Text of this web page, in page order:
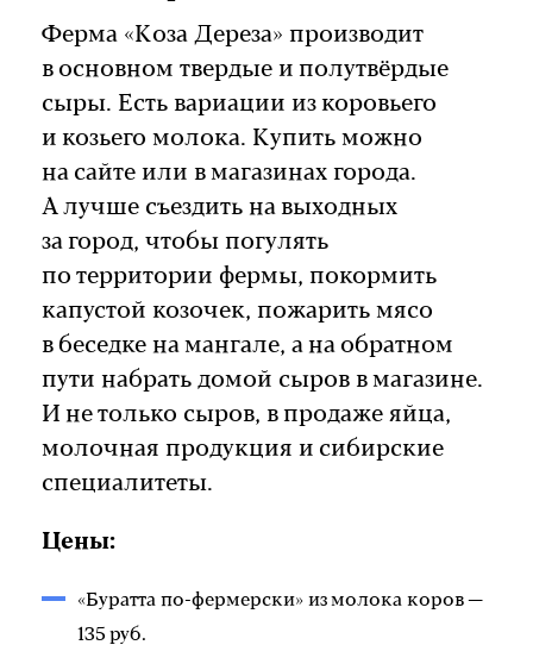
Ферма «Коза Дереза» производит
в основном твердые и полутвёрдые
сыры. Есть вариации из коровьего
и козьего молока. Купить можно
на сайте или в магазинах города.
А лучше съездить на выходных
за город, чтобы погулять
по территории фермы, покормить
капустой козочек, пожарить мясо
в беседке на мангале, а на обратном
пути набрать домой сыров в магазине.
И не только сыров, в продаже яйца,
молочная продукция и сибирские
специалитеты.
Цены:
«Буратта по-фермерски» из молока коров —
135 руб.